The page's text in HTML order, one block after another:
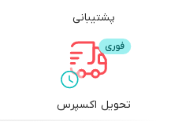
پشتیبانی
تحویل اکسپرس